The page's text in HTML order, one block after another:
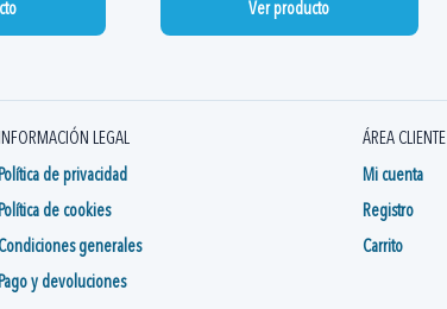
Ver producto
LEGAL
Política de privacidad
Política de cookies
Condiciones generales
Pago y devoluciones
ÁREA CLIENTE
Mi cuenta
Registro
Carrito